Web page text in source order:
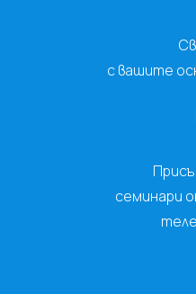
с вашите
семинари